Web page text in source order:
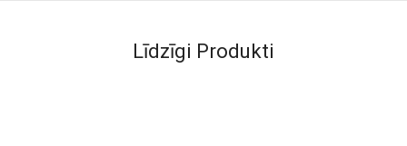
Līdzīgi Produkti